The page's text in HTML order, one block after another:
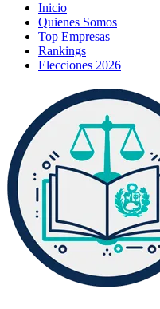
Inicio
Quienes Somos
Top Empresas
Rankings
Elecciones 2026